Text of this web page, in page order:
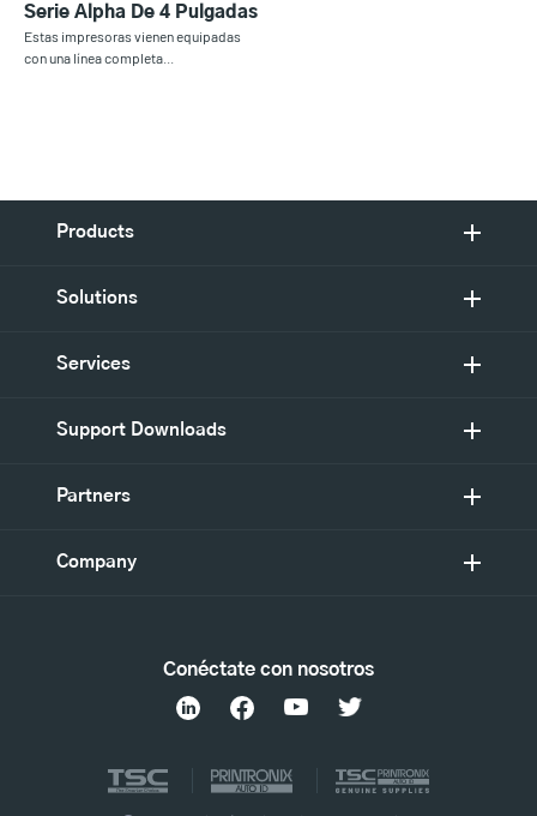
Serie Alpha De 4 Pulgadas
Estas impresoras vienen equipadas
con una línea completa...
Products
Solutions
Services
Support Downloads
Partners
Company
Conéctate con nosotros